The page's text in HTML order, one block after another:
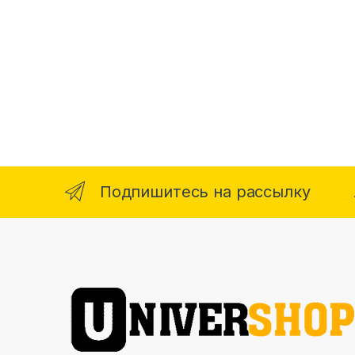
Подпишитесь на рассылку